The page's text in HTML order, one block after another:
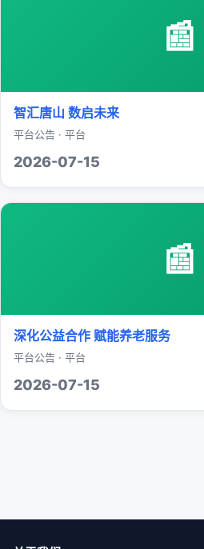
📰
智汇唐山 数启未来
平台公告 · 平台
2026-07-15
📰
深化公益合作 赋能养老服务
平台公告 · 平台
2026-07-15